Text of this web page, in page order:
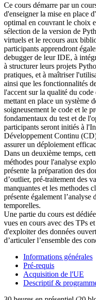
Ce cours démarre par un
d'enseigner la mise en place
optimal en couvrant le choix
sélection de la version de
virtuels et le recours aux
participants apprendront
debugger de leur IDE, à
à structurer leurs projets
pratiques, et à maîtriser
ainsi que les fonctionnalités
l'accent sur la qualité du
mettant en place un système
soigneusement le code et le
fondamentaux du test et de
participants seront initiés à
Développement Continu
assurer un déploiement
Dans un deuxième temps,
méthodes pour l'analyse
présente la préparation des
d’outlier, pré-traitement des
manquantes et les methodes
présente également l’analyse
temporelles.
Une partie du cours est
vues en cours avec des TPs
d'exploiter des données
d’articuler l’ensemble des
Informations générales
Pré-requis
Acquisition de l'UE
Descriptif &